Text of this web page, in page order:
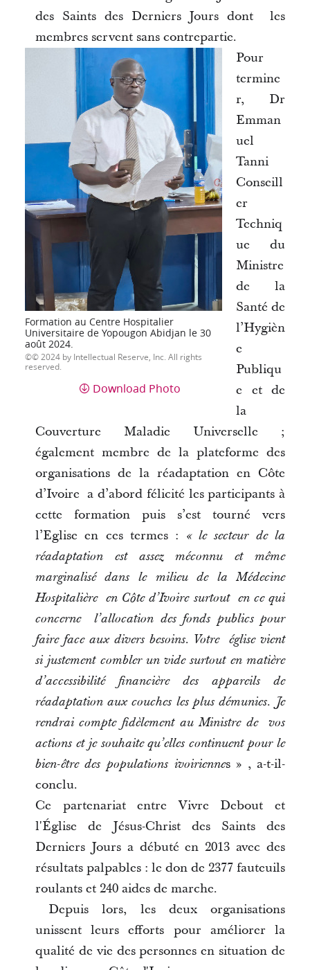
des Saints des Derniers Jours dont les
membres servent sans contrepartie.
Formation au Centre Hospitalier
Universitaire de Yopougon Abidjan le 30
août 2024.
© 2024 by Intellectual Reserve, Inc. All rights
reserved.
Download Photo
Pour
termine
r, Dr
Emman
uel
Tanni
Conseill
er
Techniq
ue du
Ministre
de la
Santé de
l’Hygièn
e
Publiqu
e et de
la
Couverture Maladie Universelle ;
également membre de la plateforme des
organisations de la réadaptation en Côte
d’Ivoire a d’abord félicité les participants à
cette formation puis s’est tourné vers
l’Eglise en ces termes : « le secteur de la
réadaptation est assez méconnu et même
marginalisé dans le milieu de la Médecine
Hospitalière en Côte d’Ivoire surtout en ce qui
concerne l’allocation des fonds publics pour
faire face aux divers besoins. Votre église vient
si justement combler un vide surtout en matière
d’accessibilité financière des appareils de
réadaptation aux couches les plus démunies. Je
rendrai compte fidèlement au Ministre de vos
actions et je souhaite qu’elles continuent pour le
bien-être des populations ivoiriennes » , a-t-il-
conclu.
Ce partenariat entre Vivre Debout et
l'Église de Jésus-Christ des Saints des
Derniers Jours a débuté en 2013 avec des
résultats palpables : le don de 2377 fauteuils
roulants et 240 aides de marche.
Depuis lors, les deux organisations
unissent leurs efforts pour améliorer la
qualité de vie des personnes en situation de